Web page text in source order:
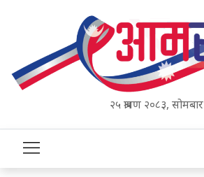
२५ श्रावण २०८३, सोमबार